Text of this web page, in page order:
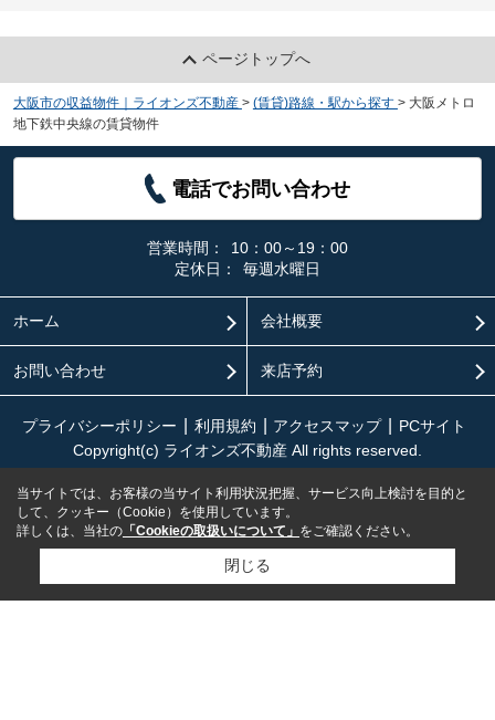
ページトップへ
大阪市の収益物件｜ライオンズ不動産 > (賃貸)路線・駅から探す > 大阪メトロ
地下鉄中央線の賃貸物件
電話でお問い合わせ
営業時間：
10：00～19：00
定休日：
毎週水曜日
ホーム 会社概要
お問い合わせ 来店予約
プライバシーポリシー 利用規約 アクセスマップ
PCサイト
Copyright(c) ライオンズ不動産 All rights reserved.
当サイトでは、お客様の当サイト利用状況把握、サービス向上検討を目的と
して、クッキー（Cookie）を使用しています。
詳しくは、当社の 「Cookieの取扱いについて」 をご確認ください。
閉じる